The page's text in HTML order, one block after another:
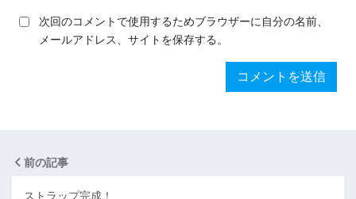
次回のコメントで使用するためブラウザーに自分の名前、
メールアドレス、サイトを保存する。
前の記事
ストラップ完成！